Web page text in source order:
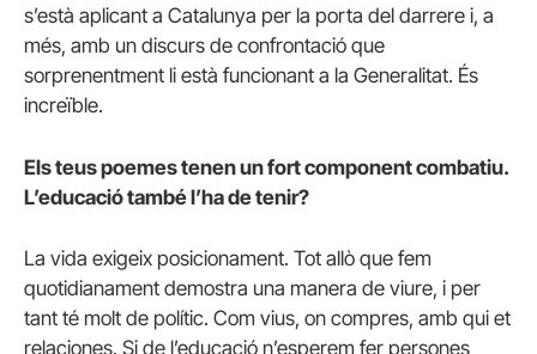
s’està aplicant a Catalunya per la porta del darrere i, a
més, amb un discurs de confrontació que
sorprenentment li està funcionant a la Generalitat. És
increïble.
Els teus poemes tenen un fort component combatiu.
L’educació també l’ha de tenir?
La vida exigeix posicionament. Tot allò que fem
quotidianament demostra una manera de viure, i per
tant té molt de polític. Com vius, on compres, amb qui et
relaciones. Si de l’educació n’esperem fer persones